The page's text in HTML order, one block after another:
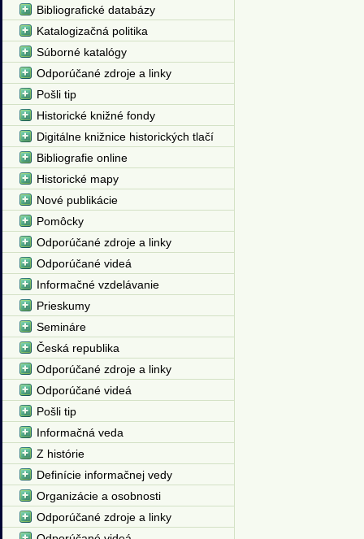
Bibliografické databázy
Katalogizačná politika
Súborné katalógy
Odporúčané zdroje a linky
Pošli tip
Historické knižné fondy
Digitálne knižnice historických tlačí
Bibliografie online
Historické mapy
Nové publikácie
Pomôcky
Odporúčané zdroje a linky
Odporúčané videá
Informačné vzdelávanie
Prieskumy
Semináre
Česká republika
Odporúčané zdroje a linky
Odporúčané videá
Pošli tip
Informačná veda
Z histórie
Definície informačnej vedy
Organizácie a osobnosti
Odporúčané zdroje a linky